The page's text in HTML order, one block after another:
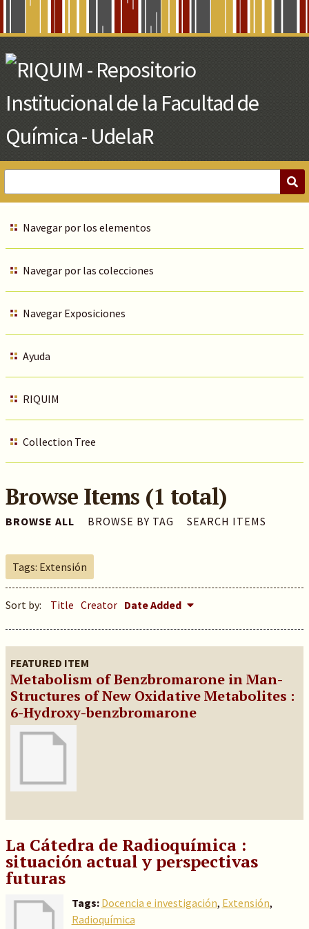
Main
Content
Navegar por los elementos
Navegar por las colecciones
Navegar Exposiciones
Ayuda
RIQUIM
Collection Tree
Browse Items (1 total)
BROWSE ALL BROWSE BY TAG SEARCH ITEMS
Tags: Extensión
Sort by: Title Creator Date Added
FEATURED ITEM
Metabolism of Benzbromarone in Man-
Structures of New Oxidative Metabolites :
6-Hydroxy-benzbromarone
La Cátedra de Radioquímica :
situación actual y perspectivas
futuras
Tags: Docencia e investigación, Extensión,
Radioquímica